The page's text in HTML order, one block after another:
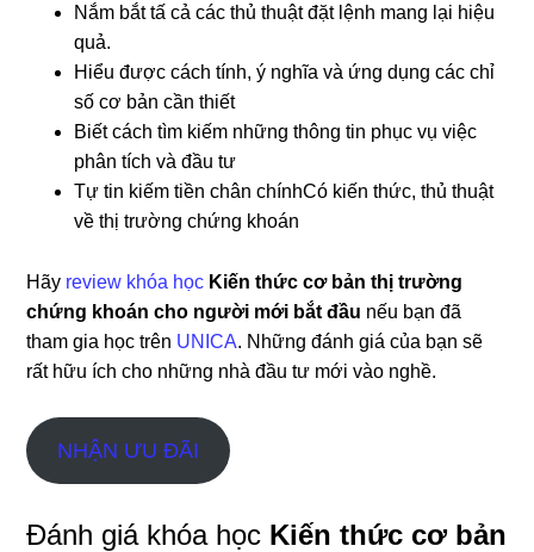
Nắm bắt tấ cả các thủ thuật đặt lệnh mang lại hiệu
quả.
Hiểu được cách tính, ý nghĩa và ứng dụng các chỉ
số cơ bản cần thiết
Biết cách tìm kiếm những thông tin phục vụ việc
phân tích và đầu tư
Tự tin kiếm tiền chân chínhCó kiến thức, thủ thuật
về thị trường chứng khoán
Hãy review khóa học Kiến thức cơ bản thị trường
chứng khoán cho người mới bắt đầu nếu bạn đã
tham gia học trên UNICA. Những đánh giá của bạn sẽ
rất hữu ích cho những nhà đầu tư mới vào nghề.
NHẬN ƯU ĐÃI
Đánh giá khóa học Kiến thức cơ bản